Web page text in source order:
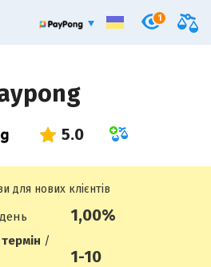
для нових клієнтів
1,00%
/
1-10
1